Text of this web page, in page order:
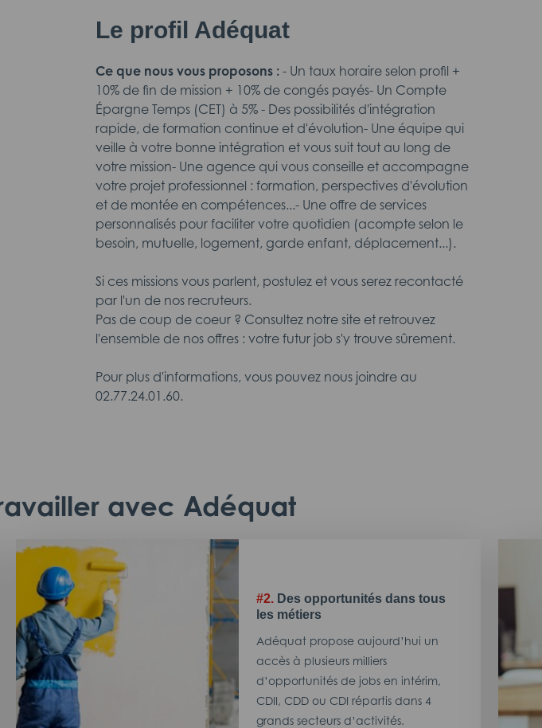
Le profil Adéquat
Ce que nous vous proposons :- Un taux horaire selon profil +
10% de fin de mission + 10% de congés payés- Un Compte
Épargne Temps (CET) à 5% - Des possibilités d'intégration
rapide, de formation continue et d'évolution- Une équipe qui
veille à votre bonne intégration et vous suit tout au long de
votre mission- Une agence qui vous conseille et accompagne
votre projet professionnel : formation, perspectives d'évolution
et de montée en compétences...- Une offre de services
personnalisés pour faciliter votre quotidien (acompte selon le
besoin, mutuelle, logement, garde enfant, déplacement...).
Si ces missions vous parlent, postulez et vous serez recontacté
par l'un de nos recruteurs.
Pas de coup de coeur ? Consultez notre site et retrouvez
l'ensemble de nos offres : votre futur job s'y trouve sûrement.
Pour plus d'informations, vous pouvez nous joindre au
02.77.24.01.60.
avec Adéquat
#2. Des opportunités dans tous
les métiers
Adéquat propose aujourd’hui un
accès à plusieurs milliers
d’opportunités de jobs en intérim,
CDII, CDD ou CDI répartis dans 4
grands secteurs d’activités.